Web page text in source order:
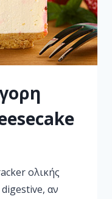
ολικής
αν